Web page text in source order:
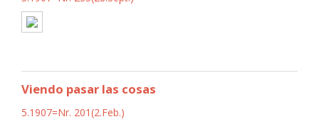
Viendo pasar las cosas
5.1907=Nr. 201(2.Feb.)